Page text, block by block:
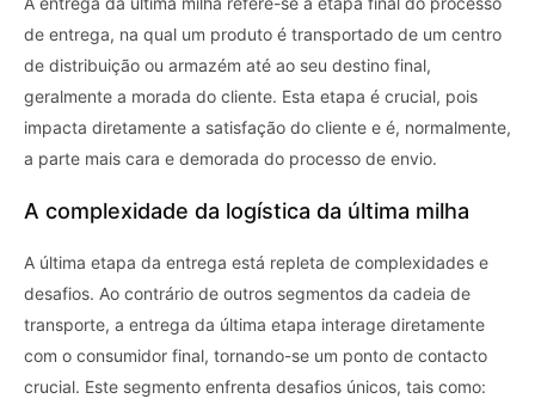
de entrega, na qual um produto é transportado de um centro
de distribuição ou armazém até ao seu destino final,
geralmente a morada do cliente. Esta etapa é crucial, pois
impacta diretamente a satisfação do cliente e é, normalmente,
a parte mais cara e demorada do processo de envio.
A complexidade da logística da última milha
A última etapa da entrega está repleta de complexidades e
desafios. Ao contrário de outros segmentos da cadeia de
transporte, a entrega da última etapa interage diretamente
com o consumidor final, tornando-se um ponto de contacto
crucial. Este segmento enfrenta desafios únicos, tais como: